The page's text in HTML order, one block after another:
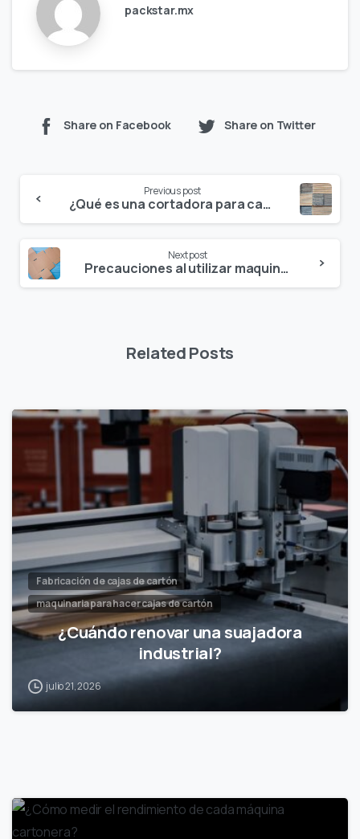
packstar.mx
Share on Facebook Share on Twitter
Reading
Previous post
¿Qué es una cortadora para cartón?
Next post
Precauciones al utilizar maquinaria para hacer cajas de cartón
Related Posts
Fabricación de cajas de cartón
maquinaria para hacer cajas de cartón
¿Cuándo renovar una suajadora
industrial?
julio 21, 2026